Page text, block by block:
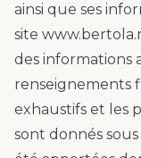
ainsi que ses
site
des informations
renseignements
exhaustifs et les
sont donnés